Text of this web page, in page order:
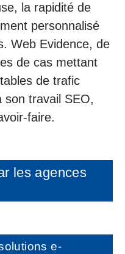
la rapidité de
personnalisé
Web Evidence, de
de cas mettant
de trafic
son travail SEO,
faire.
les agences
e-